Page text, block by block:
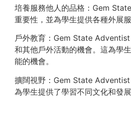
培養服務他人的品格：Gem
重要性，並為學生提供各種外展服
戶外教育：Gem State
和其他戶外活動的機會。這為學
能的機會。
擴闊視野：Gem State
為學生提供了學習不同文化和發